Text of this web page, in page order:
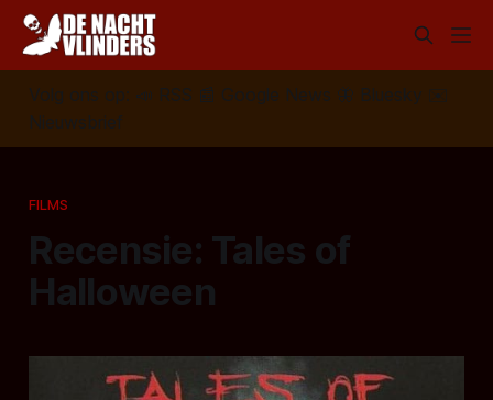
Volg ons op: 📣 RSS 📰 Google News 🦋 Bluesky
✉️
Nieuwsbrief
FILMS
Recensie: Tales of
Halloween